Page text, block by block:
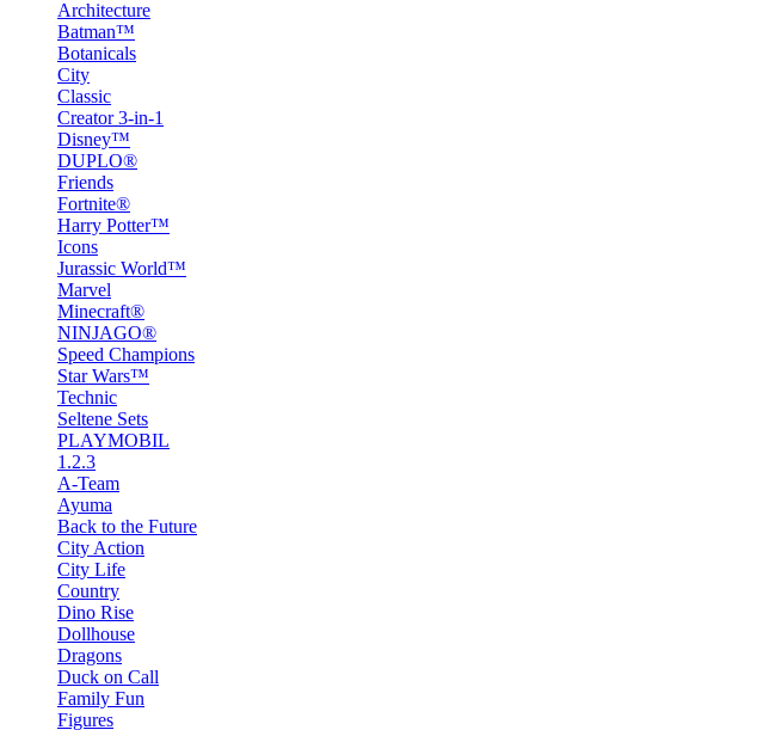
Architecture
Batman™
Botanicals
City
Classic
Creator 3-in-1
Disney™
DUPLO®
Friends
Fortnite®
Harry Potter™
Icons
Jurassic World™
Marvel
Minecraft®
NINJAGO®
Speed Champions
Star Wars™
Technic
Seltene Sets
PLAYMOBIL
1.2.3
A-Team
Ayuma
Back to the Future
City Action
City Life
Country
Dino Rise
Dollhouse
Dragons
Duck on Call
Family Fun
Figures